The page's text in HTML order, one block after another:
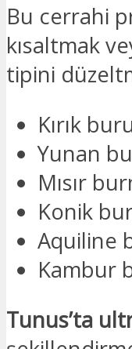
Bu cerrahi
kısaltmak
tipini
Kırık
Yunan
Mısır
Konik
Aquiline
Kambur
Tunus’ta